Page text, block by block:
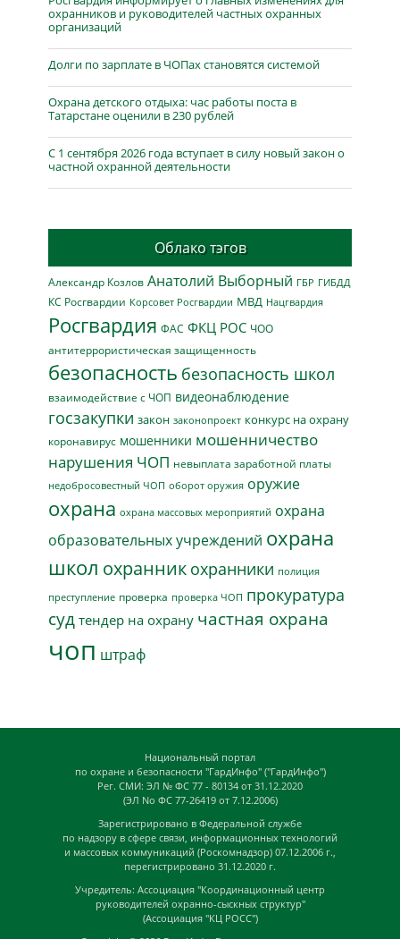
охранников и руководителей частных охранных
организаций
Долги по зарплате в ЧОПах становятся системой
Охрана детского отдыха: час работы поста в
Татарстане оценили в 230 рублей
С 1 сентября 2026 года вступает в силу новый закон о
частной охранной деятельности
Облако тэгов
Александр Козлов Анатолий Выборный ГБР ГИБДД
КС Росгвардии Корсовет Росгвардии МВД Нацгвардия
Росгвардия ФАС ФКЦ РОС ЧОО
антитеррористическая защищенность
безопасность безопасность школ
взаимодействие с ЧОП видеонаблюдение
госзакупки закон законопроект конкурс на охрану
коронавирус мошенники мошенничество
нарушения ЧОП невыплата заработной платы
недобросовестный ЧОП оборот оружия оружие
охрана охрана массовых мероприятий охрана
образовательных учреждений охрана
школ охранник охранники полиция
преступление проверка проверка ЧОП прокуратура
суд тендер на охрану частная охрана
чоп штраф
Национальный портал
по охране и безопасности "ГардИнфо" ("ГардИнфо")
Рег. СМИ: ЭЛ № ФС 77 - 80134 от 31.12.2020
(ЭЛ No ФС 77-26419 от 7.12.2006)
Зарегистрировано в Федеральной службе
по надзору в сфере связи, информационных технологий
и массовых коммуникаций (Роскомнадзор) 07.12.2006 г.,
перегистрировано 31.12.2020 г.
Учредитель: Ассоциация "Координационный центр
руководителей охранно-сыскных структур"
(Ассоциация "КЦ РОСС")